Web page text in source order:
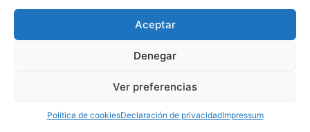
Aceptar
Denegar
Ver preferencias
Política de cookiesDeclaración de privacidadImpressum
informacion@integratecnologia.es
910 607 564
derechos reservados